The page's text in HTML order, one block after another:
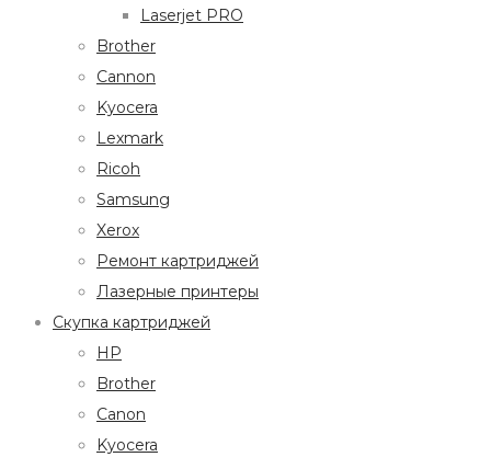
Laserjet PRO
Brother
Cannon
Kyocera
Lexmark
Ricoh
Samsung
Xerox
Ремонт картриджей
Лазерные принтеры
Скупка картриджей
HP
Brother
Canon
Kyocera